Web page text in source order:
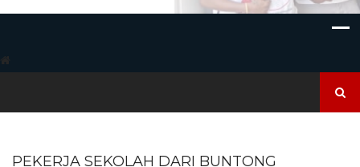
for:
PEKERJA SEKOLAH DARI BUNTONG